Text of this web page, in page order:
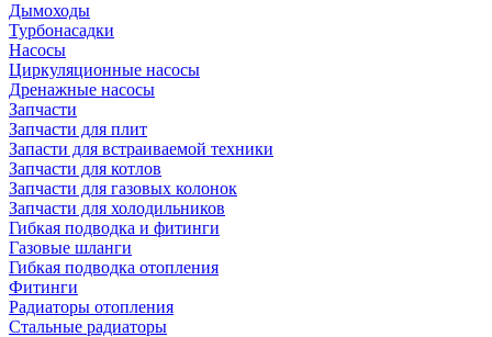
Дымоходы
Турбонасадки
Насосы
Циркуляционные насосы
Дренажные насосы
Запчасти
Запчасти для плит
Запасти для встраиваемой техники
Запчасти для котлов
Запчасти для газовых колонок
Запчасти для холодильников
Гибкая подводка и фитинги
Газовые шланги
Гибкая подводка отопления
Фитинги
Радиаторы отопления
Стальные радиаторы